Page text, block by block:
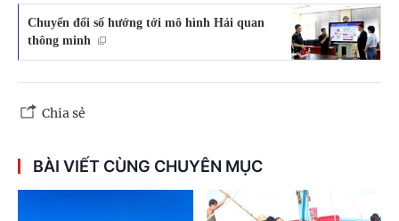
Chuyển đổi số hướng tới mô hình Hải quan
thông minh
Chia sẻ
BÀI VIẾT CÙNG CHUYÊN MỤC